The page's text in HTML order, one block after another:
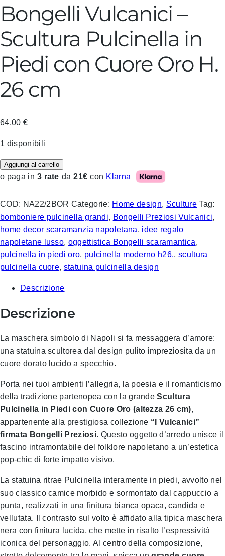
Bongelli Vulcanici –
Scultura Pulcinella in
Piedi con Cuore Oro H.
26 cm
64,00 €
1 disponibili
Aggiungi al carrello
o paga in 3 rate da 21€ con Klarna
COD: NA22/2BOR Categorie: Home design, Sculture Tag:
bomboniere pulcinella grandi, Bongelli Preziosi Vulcanici,
home decor scaramanzia napoletana, idee regalo
napoletane lusso, oggettistica Bongelli scaramantica,
pulcinella in piedi oro, pulcinella moderno h26.,scultura
pulcinella cuore, statuina pulcinella design
Descrizione
Descrizione
La maschera simbolo di Napoli si fa messaggera d’amore:
una statuina scultorea dal design pulito impreziosita da un
cuore dorato lucido a specchio.
Porta nei tuoi ambienti l’allegria, la poesia e il romanticismo
della tradizione partenopea con la grandeScultura
Pulcinella in Piedi con Cuore Oro (altezza 26 cm),
appartenente alla prestigiosa collezione “I Vulcanici”
firmata Bongelli Preziosi. Questo oggetto d’arredo unisce il
fascino intramontabile del folklore napoletano a un’estetica
pop-chic di forte impatto visivo.
La statuina ritrae Pulcinella interamente in piedi, avvolto nel
suo classico camice morbido e sormontato dal cappuccio a
punta, realizzati in una finitura bianca opaca, candida e
vellutata. Il contrasto sul volto è affidato alla tipica maschera
nera con finitura lucida, che mette in risalto l’espressività
iconica del personaggio. Al centro della composizione,